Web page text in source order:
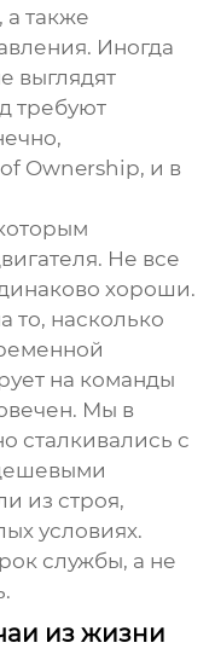
а также
Иногда
выглядят
требуют
Ownership, и в
Не все
хороши.
то, насколько
на команды
Мы в
сталкивались с
из строя,
условиях.
службы, а не
из жизни